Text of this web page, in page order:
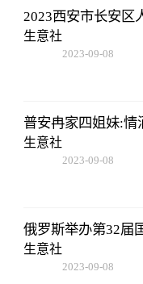
2023西安市长安区
生意社
2023-09-08
普安冉家四姐妹:情
生意社
2023-09-08
俄罗斯举办第32届
生意社
2023-09-08